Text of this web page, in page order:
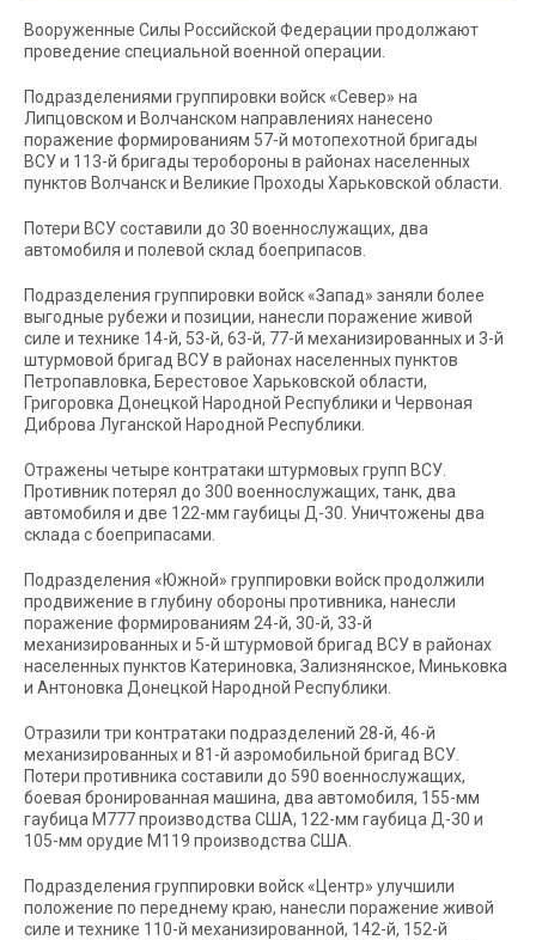
Вооруженные Силы Российской Федерации продолжают
проведение специальной военной операции.
Подразделениями группировки войск «Север» на
Липцовском и Волчанском направлениях нанесено
поражение формированиям 57-й мотопехотной бригады
ВСУ и 113-й бригады теробороны в районах населенных
пунктов Волчанск и Великие Проходы Харьковской области.
Потери ВСУ составили до 30 военнослужащих, два
автомобиля и полевой склад боеприпасов.
Подразделения группировки войск «Запад» заняли более
выгодные рубежи и позиции, нанесли поражение живой
силе и технике 14-й, 53-й, 63-й, 77-й механизированных и 3-й
штурмовой бригад ВСУ в районах населенных пунктов
Петропавловка, Берестовое Харьковской области,
Григоровка Донецкой Народной Республики и Червоная
Диброва Луганской Народной Республики.
Отражены четыре контратаки штурмовых групп ВСУ.
Противник потерял до 300 военнослужащих, танк, два
автомобиля и две 122-мм гаубицы Д-30. Уничтожены два
склада с боеприпасами.
Подразделения «Южной» группировки войск продолжили
продвижение в глубину обороны противника, нанесли
поражение формированиям 24-й, 30-й, 33-й
механизированных и 5-й штурмовой бригад ВСУ в районах
населенных пунктов Катериновка, Зализнянское, Миньковка
и Антоновка Донецкой Народной Республики.
Отразили три контратаки подразделений 28-й, 46-й
механизированных и 81-й аэромобильной бригад ВСУ.
Потери противника составили до 590 военнослужащих,
боевая бронированная машина, два автомобиля, 155-мм
гаубица М777 производства США, 122-мм гаубица Д-30 и
105-мм орудие М119 производства США.
Подразделения группировки войск «Центр» улучшили
положение по переднему краю, нанесли поражение живой
силе и технике 110-й механизированной, 142-й, 152-й